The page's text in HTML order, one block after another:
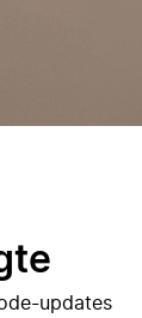
updates